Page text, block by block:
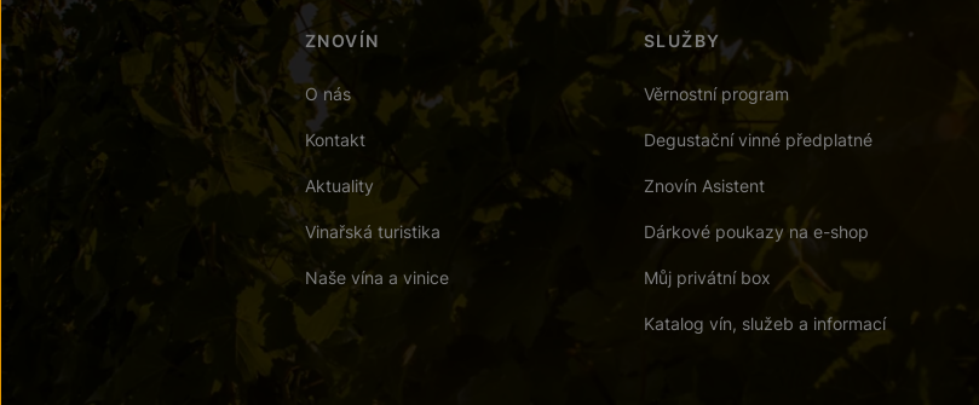
ZNOVÍN
O nás
Kontakt
Aktuality
Vinařská turistika
Naše vína a vinice
SLUŽBY
Věrnostní program
Degustační vinné předplatné
Znovín Asistent
Dárkové poukazy na e-shop
Můj privátní box
Katalog vín, služeb a informací